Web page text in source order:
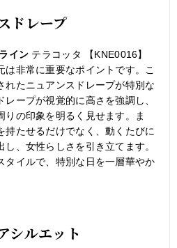
ドレープ
イン テラコッタ 【KNE0016】
非常に重要なポイントです。こ
れたニュアンスドレープが特別な
ープが視覚的に高さを強調し、
りの印象を明るく見せます。ま
持たせるだけでなく、動くたびに
し、女性らしさを引き立てます。
タイルで、特別な日を一層華やか
シルエット